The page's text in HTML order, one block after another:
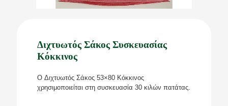
Διχτυωτός Σάκος Συσκευασίας
Κόκκινος
O Διχτυωτός Σάκος 53×80 Κόκκινος
χρησιμοποιείται στη συσκευασία 30 κιλών πατάτας.